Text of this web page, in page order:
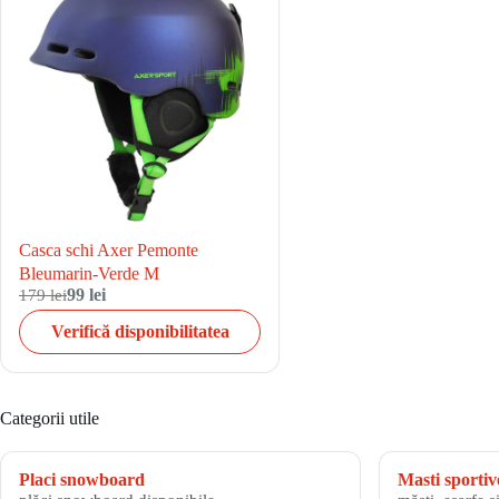
Casca schi Axer Pemonte
Bleumarin-Verde M
179 lei99 lei
Verifică disponibilitatea
Categorii utile
Placi snowboard
Masti